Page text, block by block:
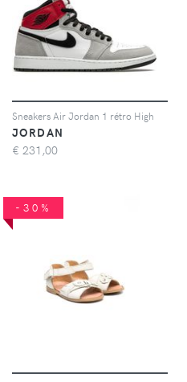
Sneakers Air Jordan 1 rétro High
JORDAN
€ 231,00
-30%